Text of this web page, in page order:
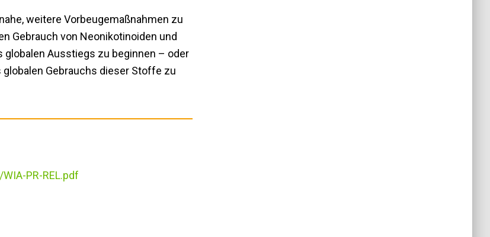
weitere Vorbeugemaßnahmen zu
Gebrauch von Neonikotinoiden und
Ausstiegs zu beginnen – oder
Gebrauchs dieser Stoffe zu
PR-REL.pdf